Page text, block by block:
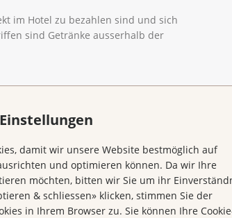
damit wir unsere Website bestmöglich auf
und optimieren können. Da wir Ihre
möchten, bitten wir Sie um ihr
& schliessen» klicken, stimmen Sie der
in Ihrem Browser zu. Sie können Ihre
im Hotel zu bezahlen sind und sich
sind Getränke ausserhalb der
«Kraft der
2026»